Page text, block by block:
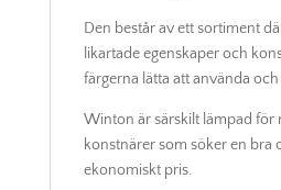
Den består av ett sortiment
likartade egenskaper och
färgerna lätta att använda
Winton är särskilt lämpad för
konstnärer som söker en bra
ekonomiskt pris.